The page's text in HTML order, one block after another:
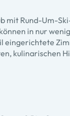
mit Rund-Um-
in nur
kulinarischen